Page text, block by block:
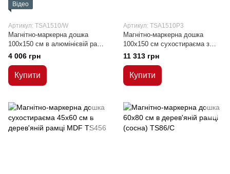
Відео
Артикул: TSA1510/W
Магнітно-маркерна дошка
100x150 см в алюмінієвій рамці
WILNO
4 006 грн
Купити
Артикул: TSA1510P3
Магнітно-маркерна дошка
100x150 см сухостираєма з
керамічною поверхнею в
алюмінієвій рамці ALU23
11 313 грн
Купити